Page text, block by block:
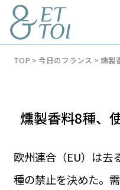
LUXE
TOP > 今日のフランス > 燻製
燻製香料8種、
欧州連合（EU）は去
種の禁止を決めた。